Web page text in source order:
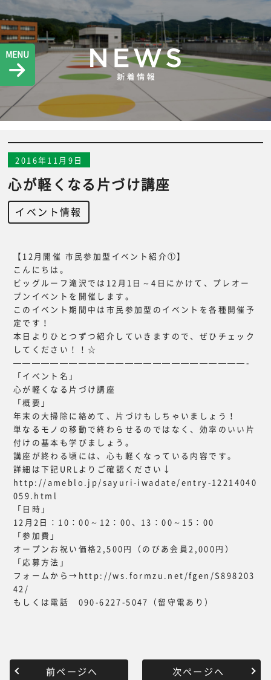
MENU
2016年11月9日
心が軽くなる片づけ講座
イベント情報
【12月開催 市民参加型イベント紹介①】
こんにちは。
ビッグルーフ滝沢では12月1日～4日にかけて、プレオー
プンイベントを開催します。
このイベント期間中は市民参加型のイベントを各種開催予
定です！
本日よりひとつずつ紹介していきますので、ぜひチェック
してください！！☆
—————————————————————————-
「イベント名」
心が軽くなる片づけ講座
「概要」
年末の大掃除に絡めて、片づけもしちゃいましょう！
単なるモノの移動で終わらせるのではなく、効率のいい片
付けの基本も学びましょう。
講座が終わる頃には、心も軽くなっている内容です。
詳細は下記URLよりご確認ください↓
http://ameblo.jp/sayuri-iwadate/entry-12214040
059.html
「日時」
12月2日：10：00～12：00、13：00～15：00
「参加費」
オープンお祝い価格2,500円（のびあ会員2,000円）
「応募方法」
フォームから→http://ws.formzu.net/fgen/S898203
42/
もしくは電話 090-6227-5047（留守電あり）
前ページへ 次ページへ